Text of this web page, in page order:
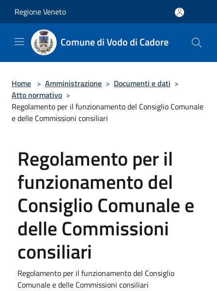
Regione Veneto
Comune di Vodo di Cadore
Home > Amministrazione > Documenti e dati >
Atto normativo >
Regolamento per il funzionamento del Consiglio Comunale
e delle Commissioni consiliari
Regolamento per il
funzionamento del
Consiglio Comunale e
delle Commissioni
consiliari
Regolamento per il funzionamento del Consiglio
Comunale e delle Commissioni consiliari